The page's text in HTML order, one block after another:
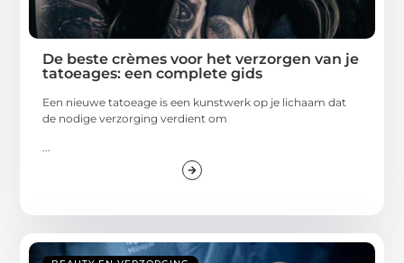
De beste crèmes voor het verzorgen van je
tatoeages: een complete gids
Een nieuwe tatoeage is een kunstwerk op je lichaam dat
de nodige verzorging verdient om
...